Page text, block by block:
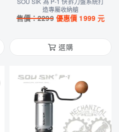
造專屬收納艙
售價：2299 優惠價 1999元
選購